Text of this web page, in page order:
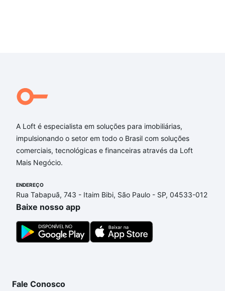
A Loft é especialista em soluções para imobiliárias,
impulsionando o setor em todo o Brasil com soluções
comerciais, tecnológicas e financeiras através da Loft
Mais Negócio.
ENDEREÇO
Rua Tabapuã, 743 - Itaim Bibi, São Paulo - SP, 04533-012
Baixe nosso app
Fale Conosco